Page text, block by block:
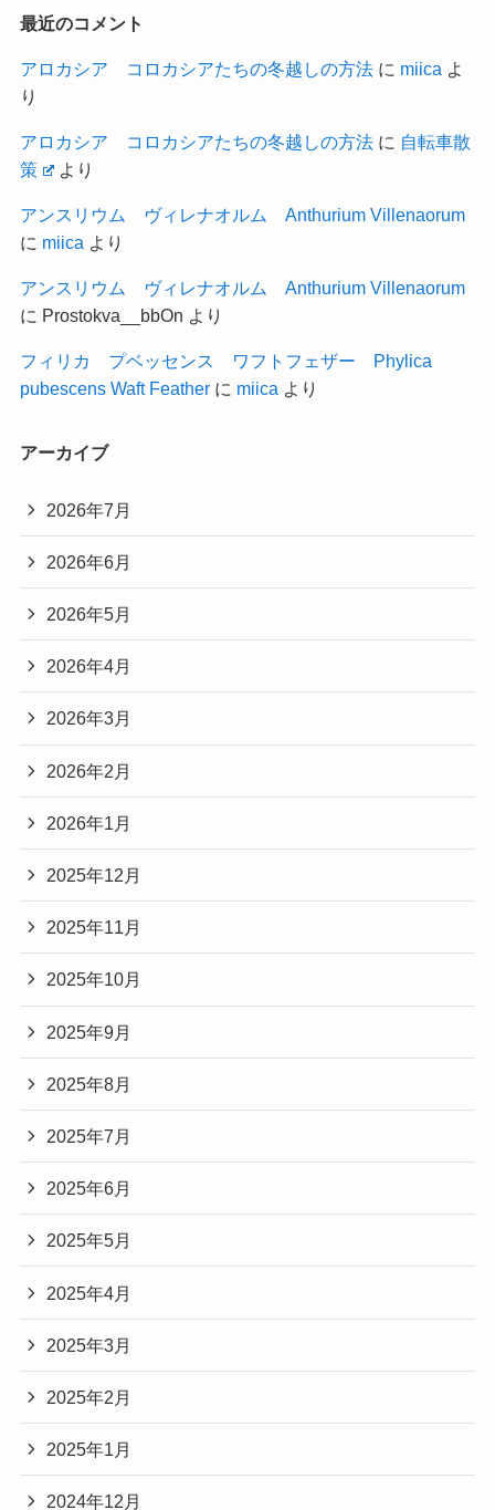
最近のコメント
アロカシア コロカシアたちの冬越しの方法に miica よ
り
アロカシア コロカシアたちの冬越しの方法に 自転車散
策
より
アンスリウム ヴィレナオルム Anthurium Villenaorum
に miica より
アンスリウム ヴィレナオルム Anthurium Villenaorum
に Prostokva__bbOn より
フィリカ プベッセンス ワフトフェザー Phylica
pubescens Waft Featherに miica より
アーカイブ
2026年7月
2026年6月
2026年5月
2026年4月
2026年3月
2026年2月
2026年1月
2025年12月
2025年11月
2025年10月
2025年9月
2025年8月
2025年7月
2025年6月
2025年5月
2025年4月
2025年3月
2025年2月
2025年1月
2024年12月